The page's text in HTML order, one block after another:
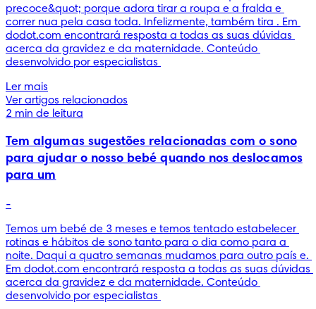
precoce&quot; porque adora tirar a roupa e a fralda e
correr nua pela casa toda. Infelizmente, também tira . Em
dodot.com encontrará resposta a todas as suas dúvidas
acerca da gravidez e da maternidade. Conteúdo
desenvolvido por especialistas
Ler mais
Ver artigos relacionados
2 min de leitura
Tem algumas sugestões relacionadas com o sono
para ajudar o nosso bebé quando nos deslocamos
para um
-
Temos um bebé de 3 meses e temos tentado estabelecer
rotinas e hábitos de sono tanto para o dia como para a
noite. Daqui a quatro semanas mudamos para outro país e.
Em dodot.com encontrará resposta a todas as suas dúvidas
acerca da gravidez e da maternidade. Conteúdo
desenvolvido por especialistas